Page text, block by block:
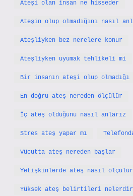
Ateşi olan insan ne hisseder
Ateşin olup olmadığını nasıl
Ateşliyken bez nerelere konur
Ateşliyken uyumak tehlikeli mi
Bir insanın ateşi olup
En doğru ateş nereden ölçülür
İç ateş olduğunu nasıl anlarız
Stres ateş yapar mı
Vücutta ateş nereden başlar
Yetişkinlerde ateş nasıl ölçülür
Yüksek ateş belirtileri nelerdir